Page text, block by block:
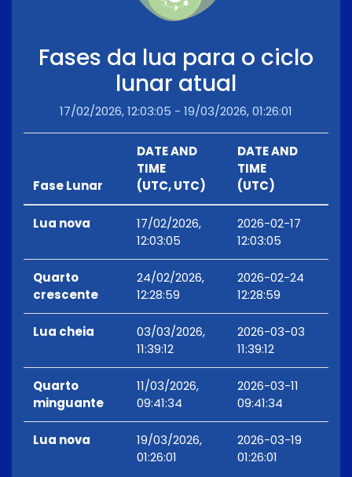
Fases da lua para o ciclo
lunar atual
17/02/2026, 12:03:05 - 19/03/2026, 01:26:01
Fase Lunar
DATE AND
TIME
(UTC, UTC)
DATE AND
TIME
(UTC)
Lua nova
17/02/2026,
12:03:05
2026-02-17
12:03:05
Quarto
crescente
24/02/2026,
12:28:59
2026-02-24
12:28:59
Lua cheia
03/03/2026,
11:39:12
2026-03-03
11:39:12
Quarto
minguante
11/03/2026,
09:41:34
2026-03-11
09:41:34
Lua nova
19/03/2026,
01:26:01
2026-03-19
01:26:01